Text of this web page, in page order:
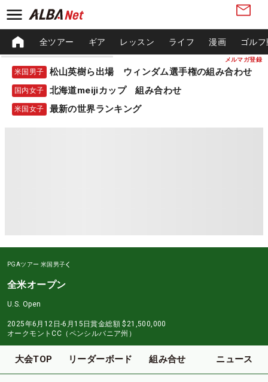
メルマガ登録
全ツアー ギア レッスン ライフ 漫画 ゴル
米国男子 松山英樹ら出場 ウィンダム選手権の組み合わせ
国内女子 北海道meijiカップ 組み合わせ
米国女子 最新の世界ランキング
PGAツアー 米国男子
全米オープン
U.S. Open
2025年6月12日-6月15日賞金総額 $21,500,000
オークモントCC（ペンシルバニア州）
大会TOP リーダーボード 組み合せ ニュース